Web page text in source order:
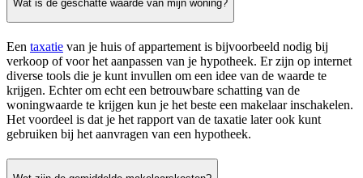
Wat is de geschatte waarde van mijn woning?
Een taxatie van je huis of appartement is bijvoorbeeld nodig bij
verkoop of voor het aanpassen van je hypotheek. Er zijn op internet
diverse tools die je kunt invullen om een idee van de waarde te
krijgen. Echter om echt een betrouwbare schatting van de
woningwaarde te krijgen kun je het beste een makelaar inschakelen.
Het voordeel is dat je het rapport van de taxatie later ook kunt
gebruiken bij het aanvragen van een hypotheek.